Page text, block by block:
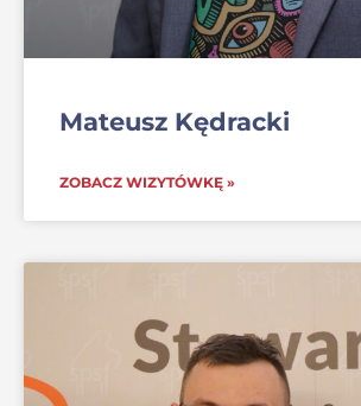
Mateusz Kędracki
ZOBACZ WIZYTÓWKĘ »